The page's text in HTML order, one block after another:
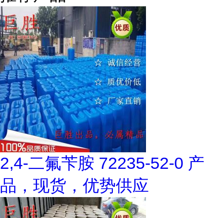
2,4-二氟苄胺 72235-52-0 产
品，现货，优势供应